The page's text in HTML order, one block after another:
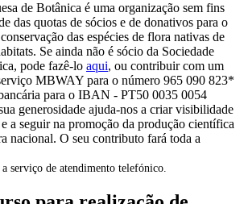
de Botânica é uma organização sem fins
das quotas de sócios e de donativos para o
das espécies de flora nativas de
Se ainda não é sócio da Sociedade
pode fazê-lo aqui, ou contribuir com um
MBWAY para o número 965 090 823*
para o IBAN - PT50 0035 0054
generosidade ajuda-nos a criar visibilidade
a seguir na promoção da produção científica
nacional. O seu contributo fará toda a
serviço de atendimento telefónico.